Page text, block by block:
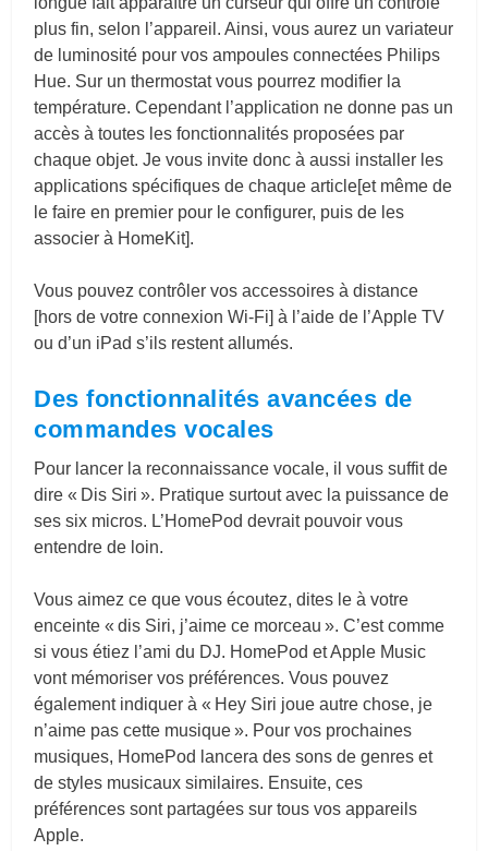
plus fin, selon l’appareil. Ainsi, vous aurez un variateur
de luminosité pour vos ampoules connectées Philips
Hue. Sur un thermostat vous pourrez modifier la
température. Cependant l’application ne donne pas un
accès à toutes les fonctionnalités proposées par
chaque objet. Je vous invite donc à aussi installer les
applications spécifiques de chaque article[et même de
le faire en premier pour le configurer, puis de les
associer à HomeKit].
Vous pouvez contrôler vos accessoires à distance
[hors de votre connexion Wi-Fi] à l’aide de l’Apple TV
ou d’un iPad s’ils restent allumés.
Des fonctionnalités avancées de
commandes vocales
Pour lancer la reconnaissance vocale, il vous suffit de
dire « Dis Siri ». Pratique surtout avec la puissance de
ses six micros. L’HomePod devrait pouvoir vous
entendre de loin.
Vous aimez ce que vous écoutez, dites le à votre
enceinte « dis Siri, j’aime ce morceau ». C’est comme
si vous étiez l’ami du DJ. HomePod et Apple Music
vont mémoriser vos préférences. Vous pouvez
également indiquer à « Hey Siri joue autre chose, je
n’aime pas cette musique ». Pour vos prochaines
musiques, HomePod lancera des sons de genres et
de styles musicaux similaires. Ensuite, ces
préférences sont partagées sur tous vos appareils
Apple.